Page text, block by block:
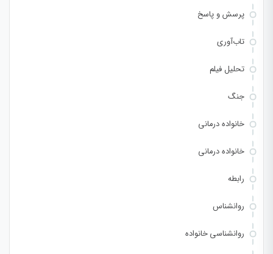
پرسش و پاسخ
تاب‌آوری
تحلیل فیلم
جنگ
خانواده درمانی
خانواده درمانی
رابطه
روانشناس
روانشناسی خانواده